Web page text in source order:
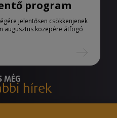
program
jelentősen csökkenjenek
augusztus közepére átfogó
MÉG
hírek